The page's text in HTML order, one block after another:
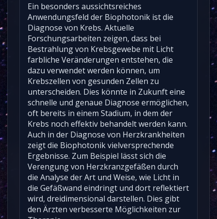
Ein besonders aussichtsreiches
Anwendungsfeld der Biophotonik ist die
Diagnose von Krebs. Aktuelle
Forschungsarbeiten zeigen, dass bei
Bestrahlung von Krebsgewebe mit Licht
farbliche Veränderungen entstehen, die
dazu verwendet werden können, um
Krebszellen von gesunden Zellen zu
unterscheiden. Dies könnte in Zukunft eine
schnelle und genaue Diagnose ermöglichen,
oft bereits in einem Stadium, in dem der
Krebs noch effektiv behandelt werden kann.
Auch in der Diagnose von Herzkrankheiten
zeigt die Biophotonik vielversprechende
Ergebnisse. Zum Beispiel lässt sich die
Verengung von Herzkranzgefäßen durch
die Analyse der Art und Weise, wie Licht in
die Gefäßwand eindringt und dort reflektiert
wird, dreidimensional darstellen. Dies gibt
den Ärzten verbesserte Möglichkeiten zur